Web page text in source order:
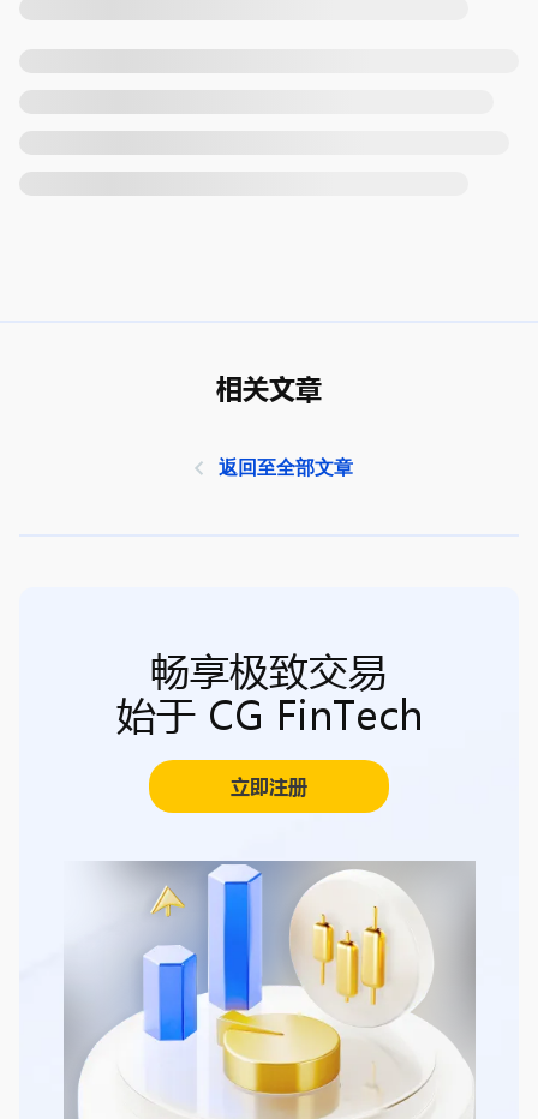
相关文章
返回至全部文章
畅享极致交易
始于 CG FinTech
立即注册